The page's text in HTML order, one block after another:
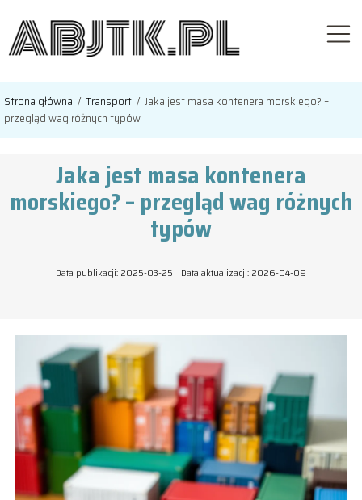
Strona główna / Transport / Jaka jest masa kontenera morskiego? –
przegląd wag różnych typów
Jaka jest masa kontenera
morskiego? – przegląd wag różnych
typów
Data publikacji: 2025-03-25 Data aktualizacji: 2026-04-09